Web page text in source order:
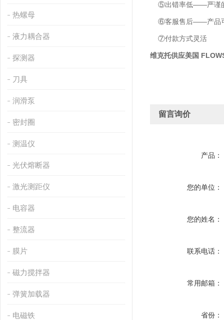
热螺母
液力耦合器
探测器
刀具
润滑泵
密封圈
测温仪
光伏熔断器
激光测距仪
电容器
整流器
膜片
磁力搅拌器
弹簧加载器
电磁铁
⑤出错率低——严谨的
⑥客服售后——产品可
⑦付款方式灵活
维克托供应美国
留言询价
产品：
您的单位：
您的姓名：
联系电话：
常用邮箱：
省份：